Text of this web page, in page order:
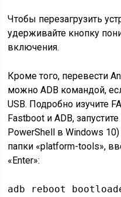
Чтобы перезагрузить
удерживайте кнопку
включения.
Кроме того, перевести
можно ADB командой,
USB. Подробно изучите
Fastboot и ADB,
PowerShell в Windows
папки «platform-tools»,
«Enter»:
adb reboot